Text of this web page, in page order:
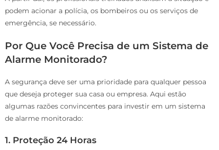
podem acionar a polícia, os bombeiros ou os serviços de
emergência, se necessário.
Por Que Você Precisa de um Sistema de
Alarme Monitorado?
A segurança deve ser uma prioridade para qualquer pessoa
que deseja proteger sua casa ou empresa. Aqui estão
algumas razões convincentes para investir em um sistema
de alarme monitorado:
1. Proteção 24 Horas